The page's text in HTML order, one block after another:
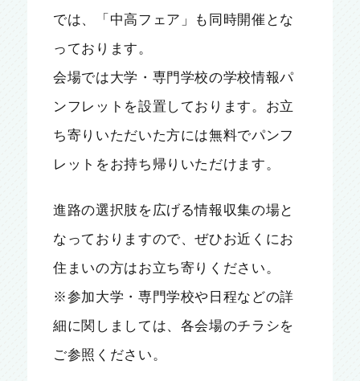
では、「中高フェア」も同時開催とな
っております。
会場では大学・専門学校の学校情報パ
ンフレットを設置しております。お立
ち寄りいただいた方には無料でパンフ
レットをお持ち帰りいただけます。
進路の選択肢を広げる情報収集の場と
なっておりますので、ぜひお近くにお
住まいの方はお立ち寄りください。
※参加大学・専門学校や日程などの詳
細に関しましては、各会場のチラシを
ご参照ください。